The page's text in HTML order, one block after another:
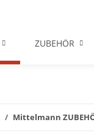
ZUBEHÖR
Mittelmann